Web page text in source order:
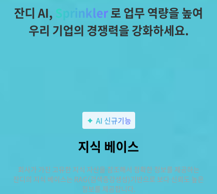
잔디 AI, Sprinkler 로 업무 역량을 높여
우리 기업의 경쟁력을 강화하세요.
AI 신규기능
지식 베이스
회사가 가진 고유한 지식 자산을 참조해서 정확한 정보를 제공하는
잔디의 지식 베이스는 RAG(검색증강생성)기반으로 보다 신뢰도 높은
정보를 제공합니다.